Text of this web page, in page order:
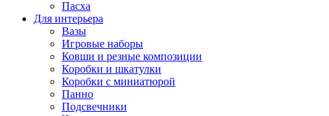
Пасха
Для интерьера
Вазы
Игровые наборы
Ковши и резные композиции
Коробки и шкатулки
Коробки с миниатюрой
Панно
Подсвечники